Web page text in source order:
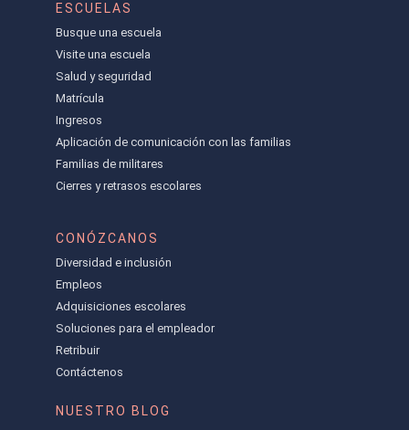
ESCUELAS
Busque una escuela
Visite una escuela
Salud y seguridad
Matrícula
Ingresos
Aplicación de comunicación con las familias
Familias de militares
Cierres y retrasos escolares
CONÓZCANOS
Diversidad e inclusión
Empleos
Adquisiciones escolares
Soluciones para el empleador
Retribuir
Contáctenos
NUESTRO BLOG